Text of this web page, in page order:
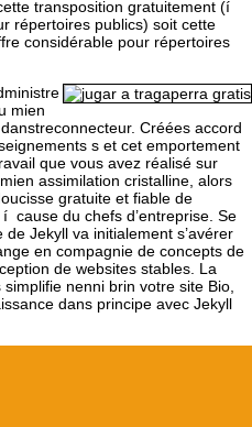
transposition gratuitement (í
ré­per­toires publics) soit cette
considérable pour ré­per­toires
mien
Créées accord
s et cet emportement
que vous avez réalisé sur
assimilation cristalline, alors
gratuite et fiable de
cause du chefs d’entreprise. Se
Jekyll va initialement s’avérer
en compagnie de concepts de
de websites stables. La
nenni brin votre site Bio,
dans principe avec Jekyll